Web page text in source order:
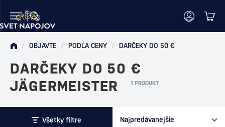
/ OBJAVTE / PODĽA CENY / DARČEKY DO 50 €
DARČEKY DO 50 €
JÄGERMEISTER
1 PRODUKT
Všetky filtre